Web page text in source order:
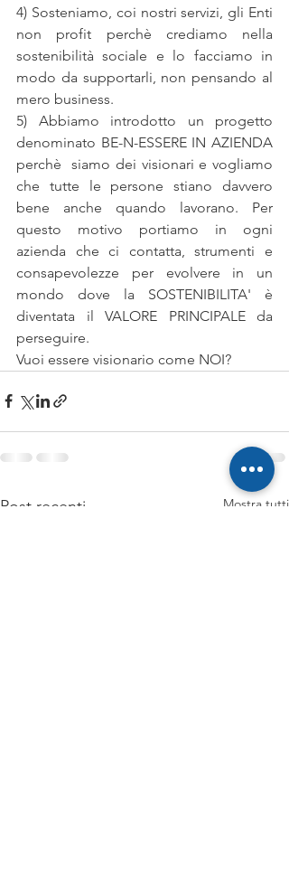
4) Sosteniamo, coi nostri servizi, gli Enti
non profit perchè crediamo nella
sostenibilità sociale e lo facciamo in
modo da supportarli, non pensando al
mero business.
5) Abbiamo introdotto un progetto
denominato BE-N-ESSERE IN AZIENDA
perchè  siamo dei visionari e vogliamo
che tutte le persone stiano davvero
bene anche quando lavorano. Per
questo motivo portiamo in ogni
azienda che ci contatta, strumenti e
consapevolezze per evolvere in un
mondo dove la SOSTENIBILITA' è
diventata il VALORE PRINCIPALE da
perseguire.
Vuoi essere visionario come NOI?
Post recenti Mostra tutti